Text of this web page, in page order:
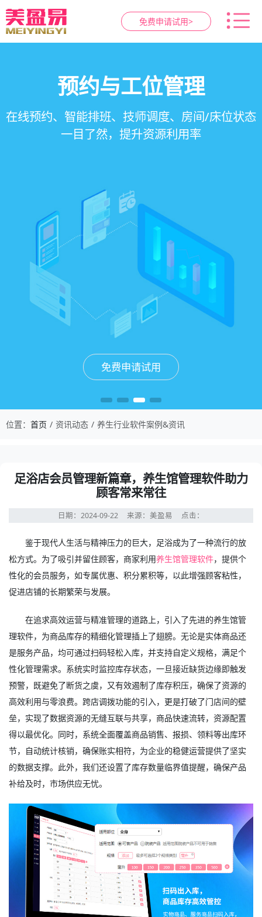
免费申请试用>
智慧养生馆管理系统
一站式解决养生馆预约、服务、会员、财务、营
销全流程数字化管理
免费申请试用
会员营销&锁客
会员积分、套餐定制、精准营销、客户关怀，提
升复购率与客单价
免费申请试用
预约与工位管理
在线预约、智能排班、技师调度、房间/床位状态
一目了然，提升资源利用率
免费申请试用
健康档案与效果追踪
客户体质记录、服务方案执行、效果对比，数据
化展示服务价值
免费申请试用
位置： 首页 资讯动态 养生行业软件案例&资讯
足浴店会员管理新篇章，养生馆管理软件助力
顾客常来常往
日期：2024-09-22 来源：美盈易 点击：
鉴于现代人生活与精神压力的巨大，足浴成为了一种流行的放
松方式。为了吸引并留住顾客，商家利用养生馆管理软件，提供个
性化的会员服务，如专属优惠、积分累积等，以此增强顾客粘性，
促进店铺的长期繁荣与发展。
在追求高效运营与精准管理的道路上，引入了先进的养生馆管
理软件，为商品库存的精细化管理插上了翅膀。无论是实体商品还
是服务产品，均可通过扫码轻松入库，并支持自定义规格，满足个
性化管理需求。系统实时监控库存状态，一旦接近缺货边缘即触发
预警，既避免了断货之虞，又有效遏制了库存积压，确保了资源的
高效利用与零浪费。跨店调拨功能的引入，更是打破了门店间的壁
垒，实现了数据资源的无缝互联与共享，商品快速流转，资源配置
得以最优化。同时，系统全面覆盖商品销售、报损、领料等出库环
节，自动统计核销，确保账实相符，为企业的稳健运营提供了坚实
的数据支撑。此外，我们还设置了库存数量临界值提醒，确保产品
补给及时，市场供应无忧。